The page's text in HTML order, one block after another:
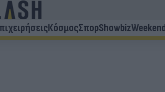
ΚόσμοςΣπορShowbiz